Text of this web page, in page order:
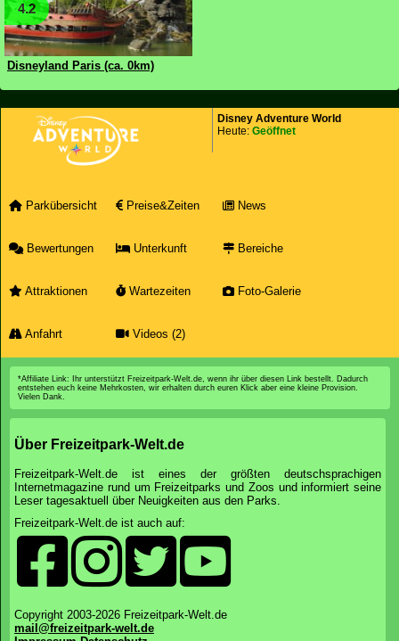
4.2
Disneyland Paris (ca. 0km)
Disney Adventure World
Heute: Geöffnet
Parkübersicht Preise&Zeiten News
Bewertungen Unterkunft Bereiche
Attraktionen Wartezeiten Foto-Galerie
Anfahrt Videos (2)
*Affiliate Link: Ihr unterstützt Freizeitpark-Welt.de, wenn ihr über diesen Link bestellt. Dadurch
entstehen euch keine Mehrkosten, wir erhalten durch euren Klick aber eine kleine Provision.
Vielen Dank.
Über Freizeitpark-Welt.de
Freizeitpark-Welt.de ist eines der größten deutschsprachigen
Internetmagazine rund um Freizeitparks und Zoos und informiert seine
Leser tagesaktuell über Neuigkeiten aus den Parks.
Freizeitpark-Welt.de ist auch auf:
Copyright 2003-2026 Freizeitpark-Welt.de
mail@freizeitpark-welt.de